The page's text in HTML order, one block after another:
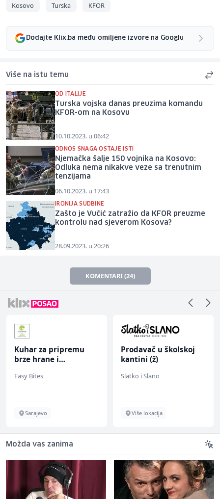
Kosovo Turska KFOR
Dodajte Klix.ba među omiljene izvore na Googlu
Više na istu temu
OD ITALIJE
Turska vojska danas preuzima komandu
KFOR-om na Kosovu
10.10.2023. u 06:42
ODNOS SNAGA OSTAJE ISTI
Njemačka šalje 150 vojnika na Kosovo:
Odluka nema nikakve veze sa trenutnim
tenzijama
06.10.2023. u 17:43
IRONIJA SUDBINE
Zašto je Vučić zatražio da KFOR preuzme
kontrolu nad sjeverom Kosova?
28.09.2023. u 20:26
KOMENTARI (24)
Kuhar za pripremu
brze hrane i
ž)
Easy Bites
Sarajevo
Prodavač u školskoj
kantini (ž)
Slatko i Slano
Više lokacija
Možda vas zanima